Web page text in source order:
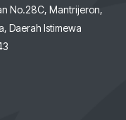
No.28C, Mantrijeron,
Daerah Istimewa